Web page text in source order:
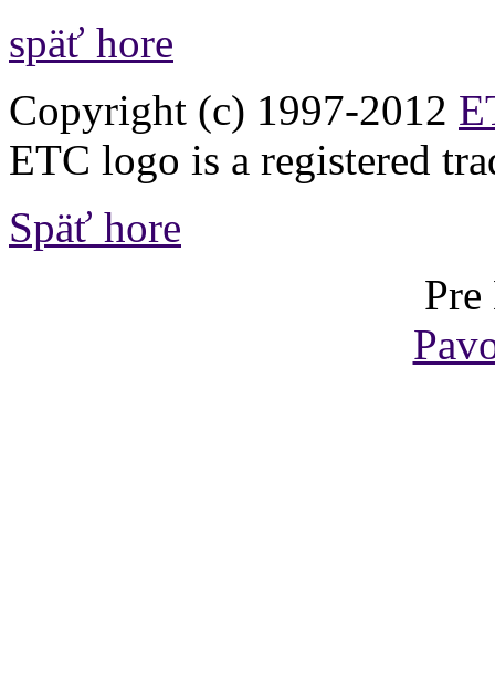
späť hore
Copyright (c) 1997-2012
ETC logo is a registered
Späť hore